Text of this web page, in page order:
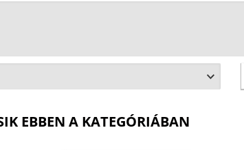
EBBEN A KATEGÓRIÁBAN